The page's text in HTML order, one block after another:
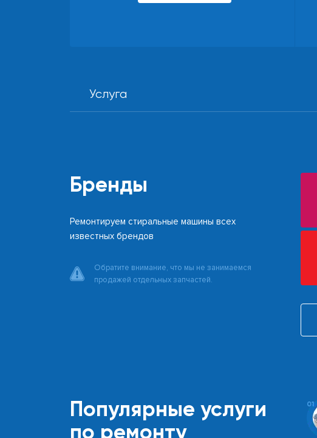
Услуга
Бренды
Ремонтируем стиральные машины всех
известных брендов
Обратите внимание, что мы не занимаемся
продажей отдельных запчастей.
Популярные услуги
по ремонту
01